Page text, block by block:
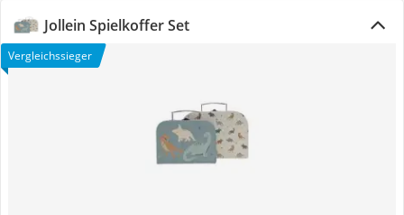
Jollein Spielkoffer Set
Vergleichssieger